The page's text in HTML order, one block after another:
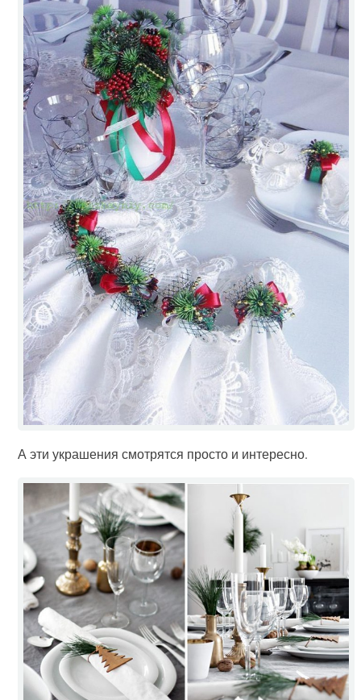
А эти украшения смотрятся просто и интересно.